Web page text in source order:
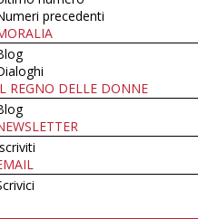
precedenti
REGNO DELLE DONNE